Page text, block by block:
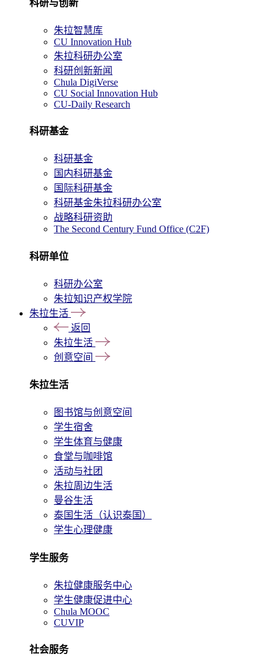
科研与创新
朱拉智慧库
CU Innovation Hub
朱拉科研办公室
科研创新新闻
Chula DigiVerse
CU Social Innovation Hub
CU-Daily Research
科研基金
科研基金
国内科研基金
国际科研基金
科研基金朱拉科研办公室
战略科研资助
The Second Century Fund Office (C2F)
科研单位
科研办公室
朱拉知识产权学院
朱拉生活
返回
朱拉生活
创意空间
朱拉生活
图书馆与创意空间
学生宿舍
学生体育与健康
食堂与咖啡馆
活动与社团
朱拉周边生活
曼谷生活
泰国生活（认识泰国）
学生心理健康
学生服务
朱拉健康服务中心
学生健康促进中心
Chula MOOC
CUVIP
社会服务